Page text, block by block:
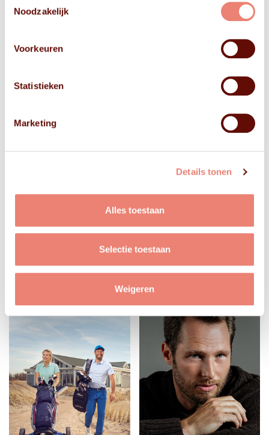
Noodzakelijk
Voorkeuren
Statistieken
Marketing
Details tonen
Alles toestaan
Selectie toestaan
Weigeren